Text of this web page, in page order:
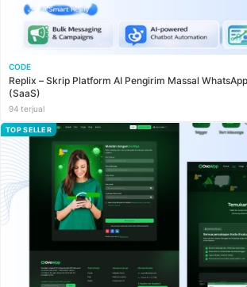
CODE
Replix – Skrip Platform AI Pengirim Massal WhatsApp, Chatbot & Otomasi
(SaaS)
94 terjual
TOP SELLER